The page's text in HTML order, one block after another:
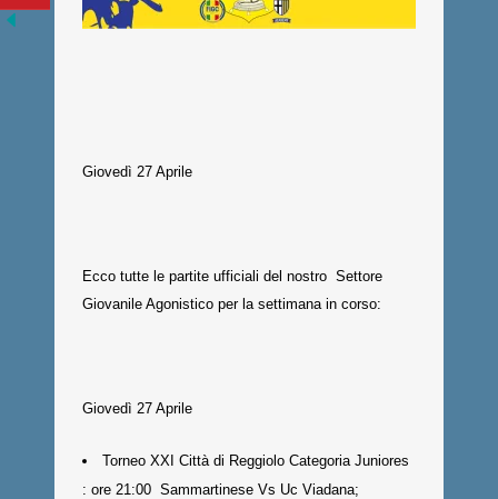
Giovedì 27 Aprile
Ecco tutte le partite ufficiali del nostro Settore
Giovanile Agonistico per la settimana in corso:
Giovedì 27 Aprile
Torneo XXI Città di Reggiolo Categoria Juniores
: ore 21:00 Sammartinese Vs Uc Viadana;